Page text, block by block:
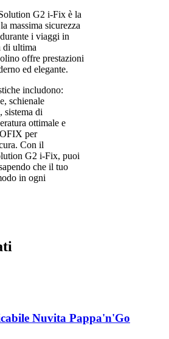
G2 i-Fix è la
massima sicurezza
i viaggi in
di ultima
offre prestazioni
ed elegante.
includono:
schienale
sistema di
ottimale e
per
Con il
G2 i-Fix, puoi
che il tuo
in ogni
Nuvita Pappa'n'Go